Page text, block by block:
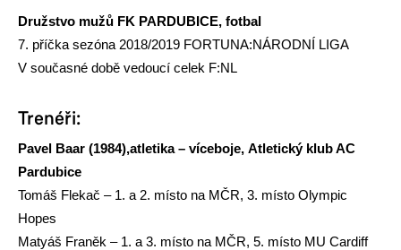
Družstvo mužů FK PARDUBICE, fotbal
7. příčka sezóna 2018/2019 FORTUNA:NÁRODNÍ LIGA
V současné době vedoucí celek F:NL
Trenéři:
Pavel Baar (1984),atletika – víceboje, Atletický klub AC
Pardubice
Tomáš Flekač – 1. a 2. místo na MČR, 3. místo Olympic
Hopes
Matyáš Franěk – 1. a 3. místo na MČR, 5. místo MU Cardiff